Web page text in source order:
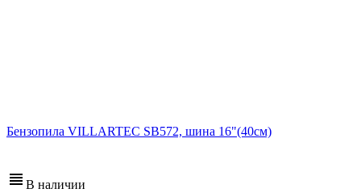
Бензопила VILLARTEC SB572, шина 16"(40см)
В наличии